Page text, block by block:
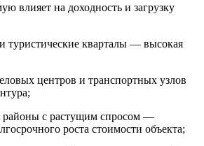
влияет на доходность и загрузку
туристические кварталы — высокая
центров и транспортных узлов
районы с растущим спросом —
роста стоимости объекта;